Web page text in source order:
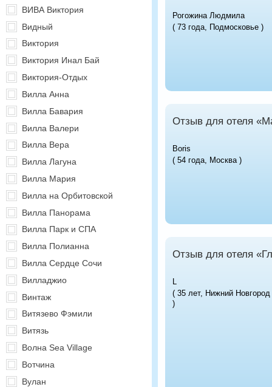
ВИВА Виктория
Видный
Виктория
Виктория Инал Бай
Виктория-Отдых
Вилла Анна
Вилла Бавария
Вилла Валери
Вилла Вера
Вилла Лагуна
Вилла Мария
Вилла на Орбитовской
Вилла Панорама
Вилла Парк и СПА
Вилла Полианна
Вилла Сердце Сочи
Вилладжио
Винтаж
Витязево Фэмили
Витязь
Волна Sea Village
Вотчина
Вулан
Рогожина Людмила
( 73 года, Подмосковье )
Отзыв для отеля
Boris
( 54 года, Москва )
Отзыв для отеля
L
( 35 лет, Нижний Новгород
)